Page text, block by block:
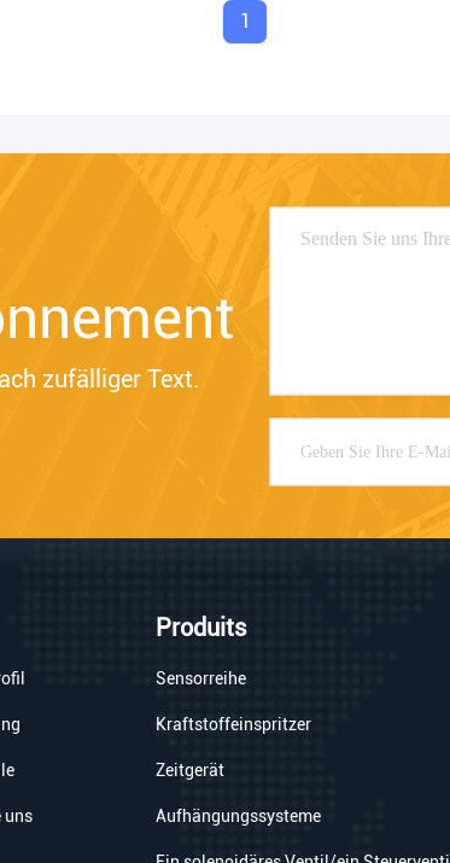
1
zufälliger Text.
uns
Produits
Sensorreihe
Kraftstoffeinspritzer
Zeitgerät
Aufhängungssysteme